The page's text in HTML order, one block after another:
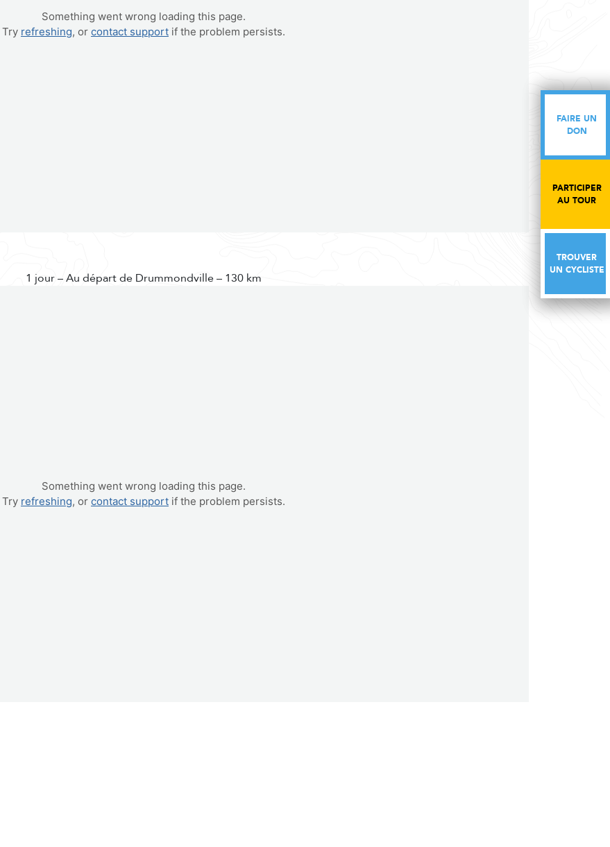
FAIRE UN
DON
PARTICIPER
AU TOUR
TROUVER
UN CYCLISTE
1 jour – Au départ de Drummondville – 130 km
FAIRE UN
DON
PARTICIPER
AU TOUR
TROUVER
UN CYCLISTE